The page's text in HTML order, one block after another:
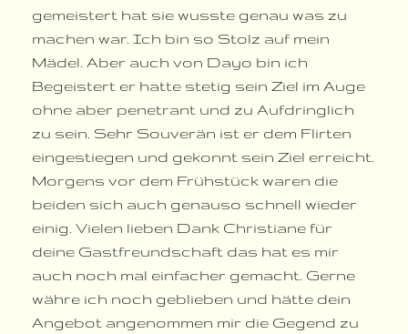
gemeistert hat sie wusste genau was zu
machen war. Ich bin so Stolz auf mein
Mädel. Aber auch von Dayo bin ich
Begeistert er hatte stetig sein Ziel im Auge
ohne aber penetrant und zu Aufdringlich
zu sein. Sehr Souverän ist er dem Flirten
eingestiegen und gekonnt sein Ziel erreicht.
Morgens vor dem Frühstück waren die
beiden sich auch genauso schnell wieder
einig. Vielen lieben Dank Christiane für
deine Gastfreundschaft das hat es mir
auch noch mal einfacher gemacht. Gerne
währe ich noch geblieben und hätte dein
Angebot angenommen mir die Gegend zu